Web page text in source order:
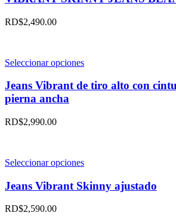
la
múltiples
pueden
en
la
RD$2,490.00
Seleccionar opcionesEste
tiene
elegir
en
la
página
Jeans Vibrant de tiro alto con
pierna ancha
RD$2,990.00
Seleccionar opcionesEste
tiene
múltiples
Jeans Vibrant Skinny ajustado
RD$2,590.00